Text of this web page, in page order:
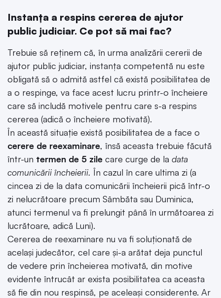
Instanța a respins cererea de ajutor
public judiciar. Ce pot să mai fac?
Trebuie să reținem că, în urma analizării cererii de
ajutor public judiciar, instanța competentă nu este
obligată să o admită astfel că există posibilitatea de
a o respinge, va face acest lucru printr-o încheiere
care să includă motivele pentru care s-a respins
cererea (adică o încheiere motivată).
În această situație există posibilitatea de a face o
cerere de reexaminare, însă aceasta trebuie făcută
într-un termen de 5 zile care curge de la data
comunicării încheierii. În cazul în care ultima zi (a
cincea zi de la data comunicării încheierii pică într-o
zi nelucrătoare precum Sâmbăta sau Duminica,
atunci termenul va fi prelungit până în următoarea zi
lucrătoare, adică Luni).
Cererea de reexaminare nu va fi soluționată de
același judecător, cel care și-a arătat deja punctul
de vedere prin încheierea motivată, din motive
evidente întrucât ar exista posibilitatea ca aceasta
să fie din nou respinsă, pe aceleași considerente. Ar